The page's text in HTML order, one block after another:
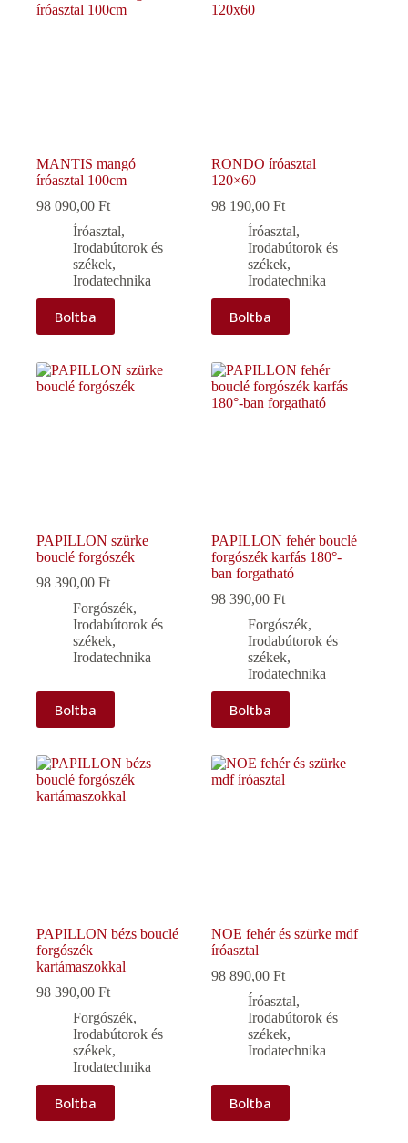
MANTIS mangó
íróasztal 100cm
98 090,00 Ft
Íróasztal,
Irodabútorok és
székek,
Irodatechnika
Boltba
RONDO íróasztal
120×60
98 190,00Ft
Íróasztal,
Irodabútorok és
székek,
Irodatechnika
Boltba
PAPILLON szürke
bouclé forgószék
98 390,00 Ft
Forgószék,
Irodabútorok és
székek,
Irodatechnika
Boltba
PAPILLON fehér bouclé
forgószék karfás 180°-
ban forgatható
98 390,00Ft
Forgószék,
Irodabútorok és
székek,
Irodatechnika
Boltba
PAPILLON bézs bouclé
forgószék
kartámaszokkal
98 390,00 Ft
Forgószék,
Irodabútorok és
székek,
Irodatechnika
Boltba
NOE fehér és szürke mdf
íróasztal
98 890,00Ft
Íróasztal,
Irodabútorok és
székek,
Irodatechnika
Boltba